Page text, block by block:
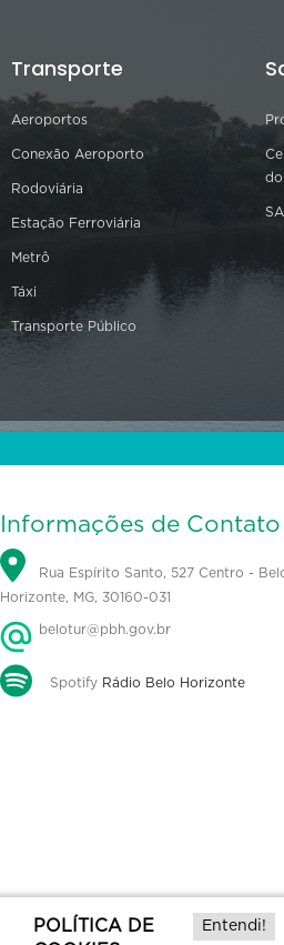
Transporte
Aeroportos
Conexão Aeroporto
Rodoviária
Estação Ferroviária
Metrô
Táxi
Transporte Público
do
Informações de Contato
Rua Espírito Santo, 527 Centro -
Horizonte, MG, 30160-031
belotur@pbh.gov.br
Spotify Rádio Belo Horizonte
POLÍTICA DE
Entendi!